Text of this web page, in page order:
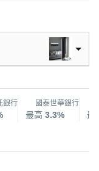
銀行 國泰世華銀行
最高 3.3% 最